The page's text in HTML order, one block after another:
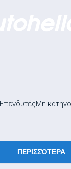
ΕπενδυτέςΜη
ΠΕΡΙΣΣΌΤΕΡΑ